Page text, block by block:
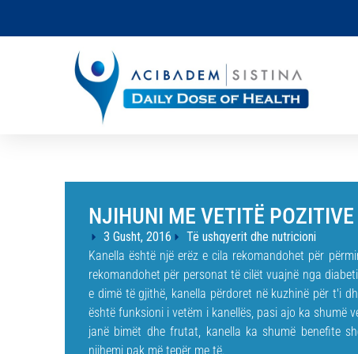
NJIHUNI ME VETITË POZITIVE
3 Gusht, 2016
Të ushqyerit dhe nutricioni
Kanella është një erëz e cila rekomandohet për
rekomandohet për personat të cilët vuajnë nga
e dimë të gjithë, kanella përdoret në kuzhinë për t'i
është funksioni i vetëm i kanellës, pasi ajo ka shumë
janë bimët dhe frutat, kanella ka shumë benefite
njihemi pak më tepër me të.